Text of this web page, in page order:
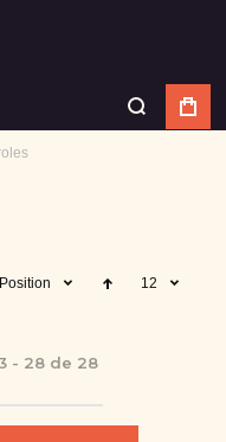
Position 12
- 28de 28